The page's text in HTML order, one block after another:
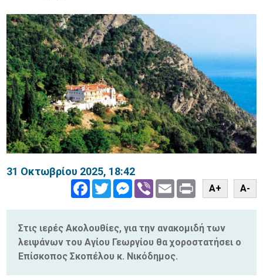
31 Οκτωβρίου 2025, 18:42
FacebookTwitterMessenger
Viber Email PrintA+ A-
Στις ιερές Ακολουθίες, για την ανακομιδή των
λειψάνων του Αγίου Γεωργίου θα χοροστατήσει ο
Επίσκοπος Σκοπέλου κ. Νικόδημος.